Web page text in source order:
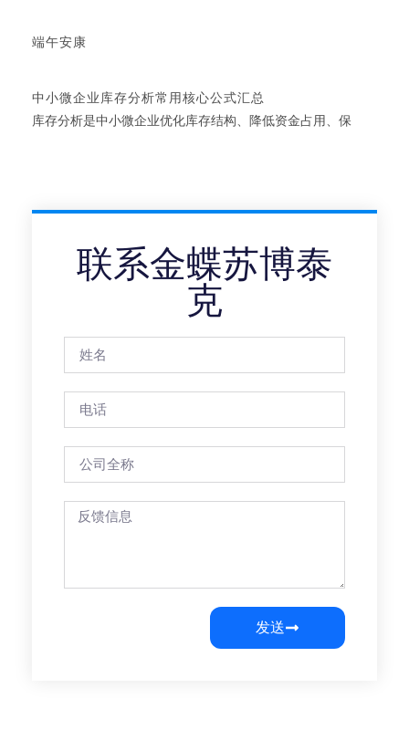
端午安康
中小微企业库存分析常用核心公式汇总
库存分析是中小微企业优化库存结构、降低资金占用、保
联系金蝶苏博泰
克
发送